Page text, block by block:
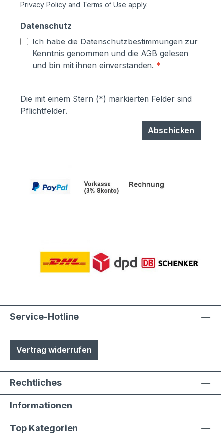
Privacy Policy and Terms of Use apply.
Datenschutz
Ich habe die Datenschutzbestimmungen zur
Kenntnis genommen und die AGB gelesen
und bin mit ihnen einverstanden. *
Die mit einem Stern (*) markierten Felder sind
Pflichtfelder.
Abschicken
Service-Hotline
Vertrag widerrufen
Rechtliches
Informationen
Top Kategorien